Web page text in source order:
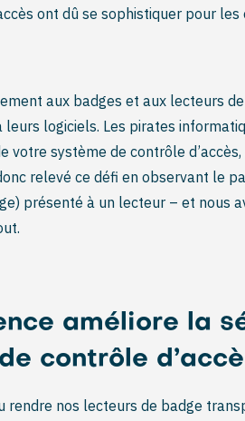
ont dû se sophistiquer pour
aux badges et aux lecteurs
logiciels. Les pirates
votre système de contrôle
relevé ce défi en observant le
présenté à un lecteur – et nous
améliore la
contrôle
rendre nos lecteurs de badge